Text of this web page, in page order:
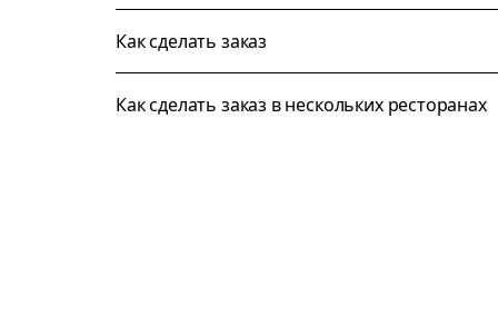
Как сделать заказ
Как сделать заказ в нескольких ресторанах